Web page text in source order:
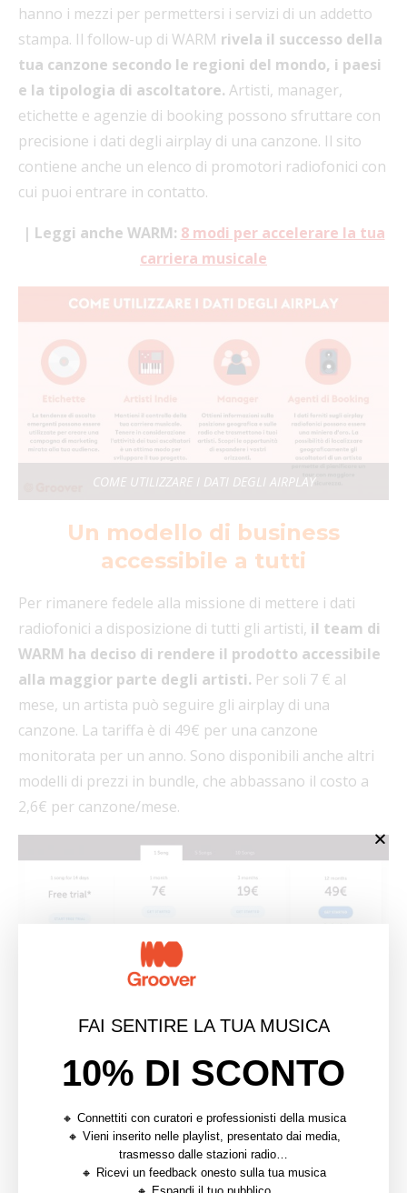
hanno i mezzi per permettersi i servizi di un addetto
stampa. Il follow-up di WARM rivela il successo della
tua canzone secondo le regioni del mondo, i paesi
e la tipologia di ascoltatore. Artisti, manager,
etichette e agenzie di booking possono sfruttare con
precisione i dati degli airplay di una canzone. Il sito
contiene anche un elenco di promotori radiofonici con
cui puoi entrare in contatto.
| Leggi anche WARM: 8 modi per accelerare la tua
carriera musicale
COME UTILIZZARE I DATI DEGLI AIRPLAY
Un modello di business
accessibile a tutti
Per rimanere fedele alla missione di mettere i dati
radiofonici a disposizione di tutti gli artisti, il team di
WARM ha deciso di rendere il prodotto accessibile
alla maggior parte degli artisti. Per soli 7 € al
mese, un artista può seguire gli airplay di una
canzone. La tariffa è di 49€ per una canzone
monitorata per un anno. Sono disponibili anche altri
modelli di prezzi in bundle, che abbassano il costo a
2,6€ per canzone/mese.
WARM: Un modello accessibile di monitorare gli airplay
ai professionisti disponibili su
FAI SENTIRE LA TUA MUSICA
10% DI SCONTO
🔸 Connettiti con curatori e professionisti della musica
🔸 Vieni inserito nelle playlist, presentato dai media,
trasmesso dalle stazioni radio…
🔸 Ricevi un feedback onesto sulla tua musica